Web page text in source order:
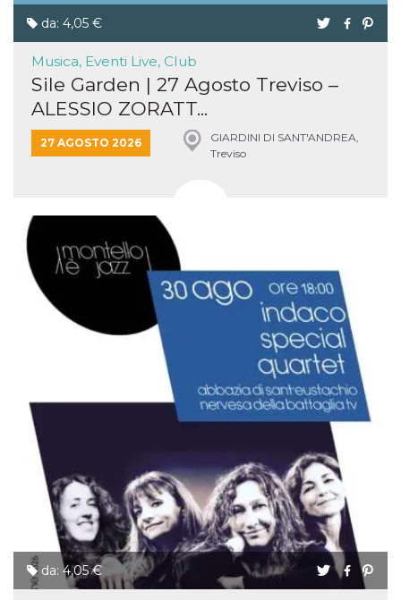
da: 4,05 €
Musica, Eventi Live, Club
Sile Garden | 27 Agosto Treviso –
ALESSIO ZORATT...
27 AGOSTO 2026
GIARDINI DI SANT'ANDREA,
Treviso
da: 4,05 €